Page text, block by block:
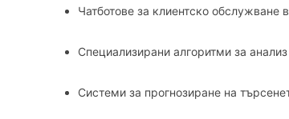
Чатботове за клиентско обслужване
Специализирани алгоритми за
Системи за прогнозиране на